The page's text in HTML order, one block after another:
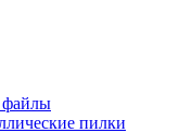
пилки